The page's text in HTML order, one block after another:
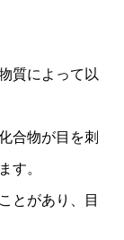
質によって以
合物が目を刺
す。
とがあり、目